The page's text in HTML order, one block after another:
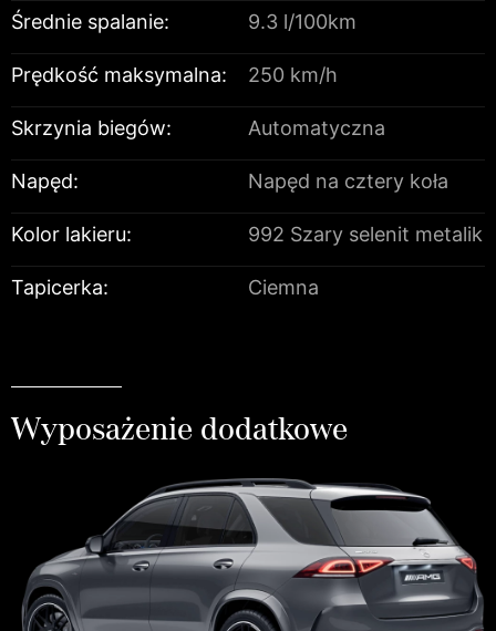
Średnie spalanie: 9.3 l/100km
Prędkość maksymalna: 250 km/h
Skrzynia biegów: Automatyczna
Napęd: Napęd na cztery koła
Kolor lakieru: 992 Szary selenit metalik
Tapicerka: Ciemna
Wyposażenie dodatkowe